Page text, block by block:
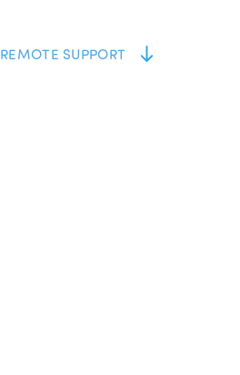
REMOTE SUPPORT